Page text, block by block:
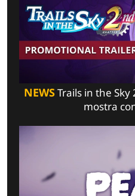
NEWSTrails in the Sky
mostra